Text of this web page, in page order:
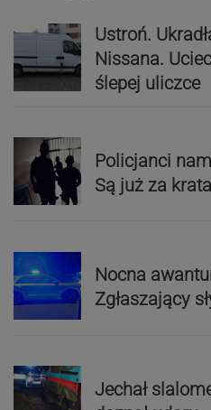
Ustroń.
Nissana.
ślepej uliczce
Policjanci
Są już za
Nocna
Zgłaszający
Jechał